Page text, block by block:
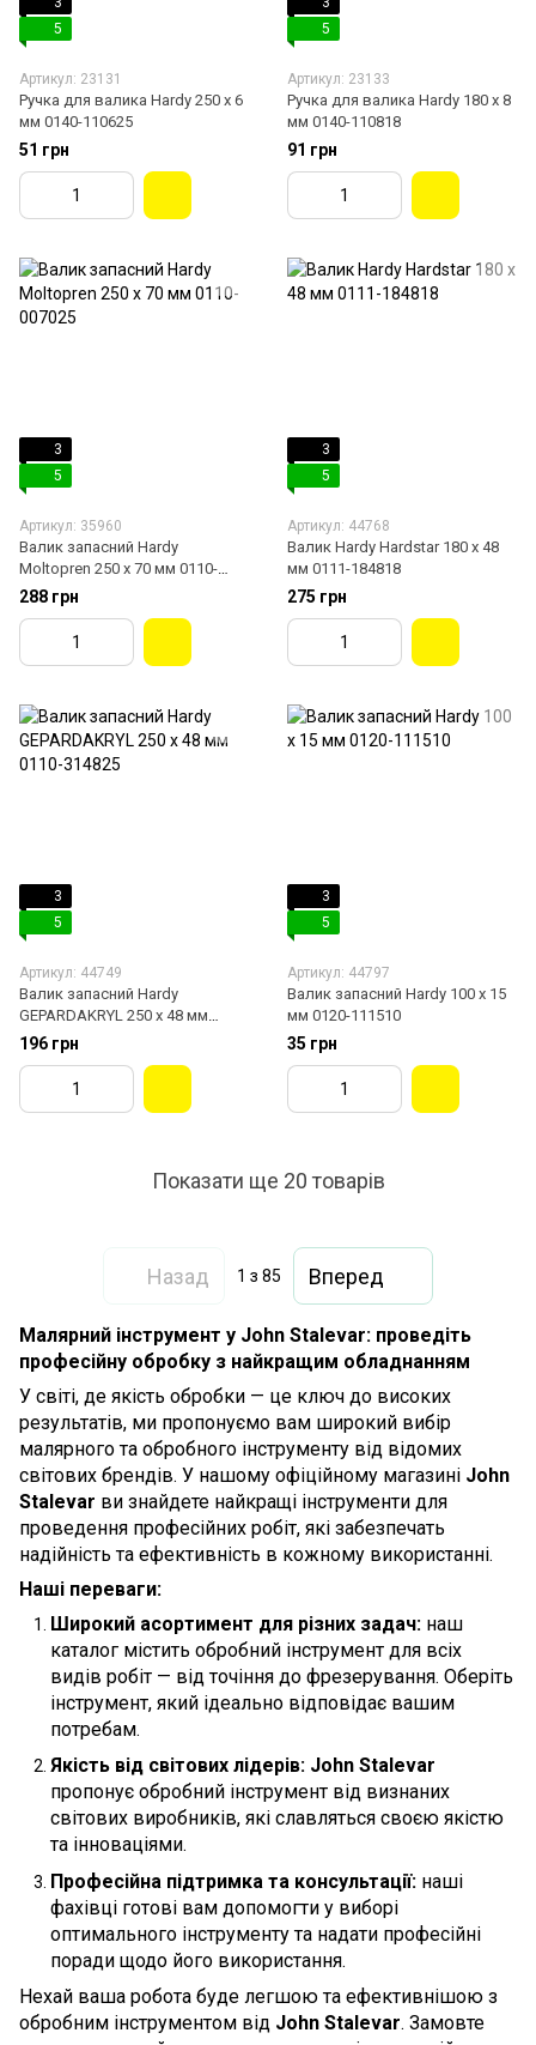
5
Артикул: 23131
Ручка для валика Hardy 250 х 6
мм 0140-110625
51 грн
5
Артикул: 23133
Ручка для валика Hardy 180 х 8
мм 0140-110818
91 грн
3
5
Артикул: 35960
Валик запасний Hardy
Moltopren 250 х 70 мм 0110-
007025
288 грн
3
5
Артикул: 44768
Валик Hardy Hardstar 180 х 48
мм 0111-184818
275 грн
3
5
Артикул: 44749
Валик запасний Hardy
GEPARDAKRYL 250 х 48 мм
0110-314825
196 грн
3
5
Артикул: 44797
Валик запасний Hardy 100 х 15
мм 0120-111510
35 грн
Показати ще 20 товарів
Назад 1 з 85 Вперед
Малярний інструмент у John Stalevar: проведіть
професійну обробку з найкращим обладнанням
У світі, де якість обробки — це ключ до високих
результатів, ми пропонуємо вам широкий вибір
малярного та обробного інструменту від відомих
світових брендів. У нашому офіційному магазині John
Stalevar ви знайдете найкращі інструменти для
проведення професійних робіт, які забезпечать
надійність та ефективність в кожному використанні.
Наші переваги:
Широкий асортимент для різних задач: наш
каталог містить обробний інструмент для всіх
видів робіт — від точіння до фрезерування. Оберіть
інструмент, який ідеально відповідає вашим
потребам.
Якість від світових лідерів: John Stalevar
пропонує обробний інструмент від визнаних
світових виробників, які славляться своєю якістю
та інноваціями.
Професійна підтримка та консультації: наші
фахівці готові вам допомогти у виборі
оптимального інструменту та надати професійні
поради щодо його використання.
Нехай ваша робота буде легшою та ефективнішою з
обробним інструментом від John Stalevar. Замовте